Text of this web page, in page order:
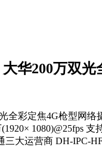
华200万双光
彩定焦4G枪型网络
1080)@25fps
大运营商 DH-IPC-